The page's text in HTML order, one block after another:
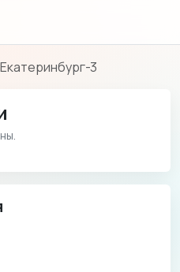
Екатеринбург-3